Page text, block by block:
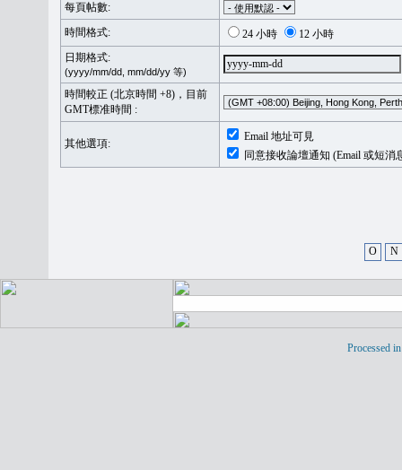
每頁帖數:
時間格式:
24 小時
12 小時
日期格式:
(yyyy/mm/dd, mm/dd/yy 等)
時間較正 (北京時間 +8)，目前
GMT標准時間 :
其他選項:
Email 地址可見
同意接收論壇通知 (Email 或短消
O N
Processed